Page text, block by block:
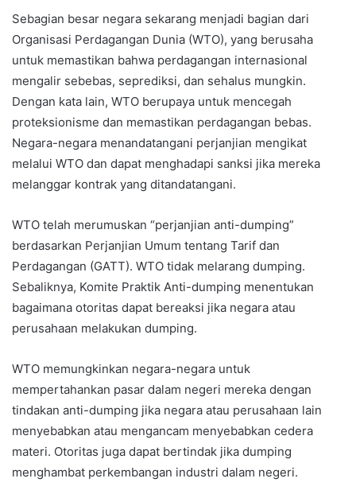
Sebagian besar negara sekarang menjadi bagian dari
Organisasi Perdagangan Dunia (WTO), yang berusaha
untuk memastikan bahwa perdagangan internasional
mengalir sebebas, seprediksi, dan sehalus mungkin.
Dengan kata lain, WTO berupaya untuk mencegah
proteksionisme dan memastikan perdagangan bebas.
Negara-negara menandatangani perjanjian mengikat
melalui WTO dan dapat menghadapi sanksi jika mereka
melanggar kontrak yang ditandatangani.
WTO telah merumuskan “perjanjian anti-dumping”
berdasarkan Perjanjian Umum tentang Tarif dan
Perdagangan (GATT). WTO tidak melarang dumping.
Sebaliknya, Komite Praktik Anti-dumping menentukan
bagaimana otoritas dapat bereaksi jika negara atau
perusahaan melakukan dumping.
WTO memungkinkan negara-negara untuk
mempertahankan pasar dalam negeri mereka dengan
tindakan anti-dumping jika negara atau perusahaan lain
menyebabkan atau mengancam menyebabkan cedera
materi. Otoritas juga dapat bertindak jika dumping
menghambat perkembangan industri dalam negeri.